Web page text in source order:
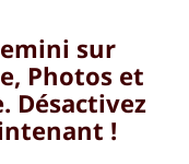
sur
Photos et
Désactivez
!